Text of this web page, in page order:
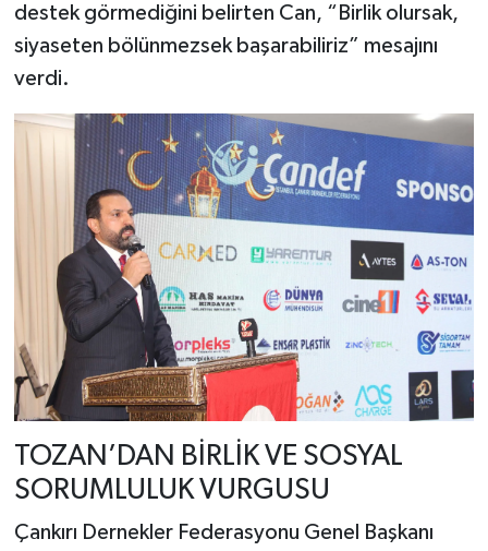
destek görmediğini belirten Can, “Birlik olursak,
siyaseten bölünmezsek başarabiliriz” mesajını
verdi.
TOZAN’DAN BİRLİK VE SOSYAL
SORUMLULUK VURGUSU
Çankırı Dernekler Federasyonu Genel Başkanı